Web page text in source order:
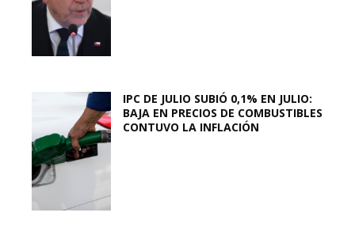
IPC DE JULIO SUBIÓ 0,1% EN JULIO:
BAJA EN PRECIOS DE COMBUSTIBLES
CONTUVO LA INFLACIÓN